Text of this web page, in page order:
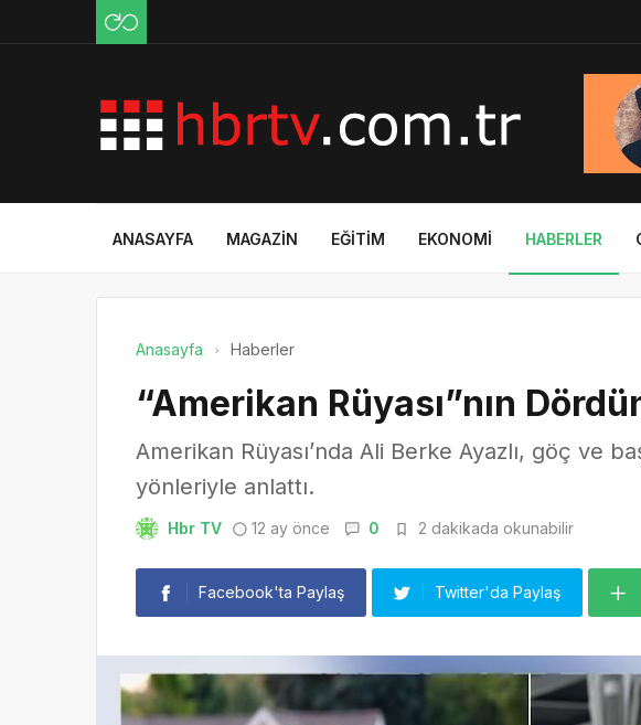
ANASAYFA MAGAZIN EĞITIM EKONOMI HABERLER
Anasayfa Haberler
“Amerikan Rüyası”nın
Amerikan Rüyası’nda Ali Berke Ayazlı, göç ve
yönleriyle anlattı.
Hbr TV 12 ay önce 0 2 dakikada okunabilir
Facebook'ta Paylaş Twitter'da Paylaş